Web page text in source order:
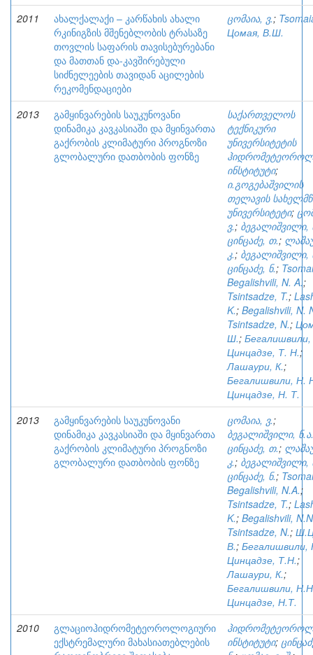
2011
ახალქალაქი – კარწახის ახალი
რკინიგზის მშენებლობის ტრასაზე
თოვლის საფარის თავისებურებანი
და მათთან და-კავშირებული
სიძნელეების თავიდან აცილების
რეკომენდაციები
ცომაია, ვ.;
Цомая, В.Ш.
2013
გამყინვარების საუკუნოვანი
დინამიკა კავკასიაში და მყინვართა
გაქრობის კლიმატური პროგნოზი
გლობალური დათბობის ფონზე
საქართველოს
ტექნიკური
უნივერსიტეტის
ინსტიტუტი;
ი.გოგებაშვილის
თელავის
უნივერსიტეტი;
ვ.; ბეგალიშვილი,
ცინცაძე, თ.;
კ.; ბეგალიშვილი,
ცინცაძე, ნ.;
Begalishvili, N. A.;
Tsintsadze, T.;
K.; Begalishvili, N.
Tsintsadze, N.;
Ш.;
Цинцадзе, Т. Н.;
Лашаури, К.;
Бегалишвили, Н.
Цинцадзе, Н. Т.
2013
გამყინვარების საუკუნოვანი
დინამიკა კავკასიაში და მყინვართა
გაქრობის კლიმატური პროგნოზი
გლობალური დათბობის ფონზე
ცომაია, ვ.;
ბეგალიშვილი, ნ.ა.
ცინცაძე, თ.;
კ.; ბეგალიშვილი,
ცინცაძე, ნ.;
Begalishvili, N.A.;
Tsintsadze, T.;
K.; Begalishvili,
Tsintsadze, N.;
В.; Бегалишвили,
Цинцадзе, Т.Н.;
Лашаури, К.;
Бегалишвили,
Цинцадзе, Н.Т.
2010
გლაციოჰიდრომეტეოროლოგიური
ექსტრემალური მახასიათებლების
ინსტიტუტი;